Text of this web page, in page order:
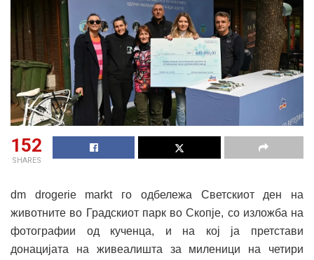
152
SHARES
dm drogerie markt го одбележа Светскиот ден на
животните во Градскиот парк во Скопје, со изложба на
фотографии од кученца, и на кој ја претстави
донацијата на живеалишта за миленици на четири